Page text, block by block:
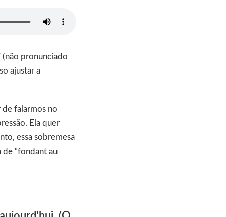
(não pronunciado
ajustar a
de falarmos no
Ela quer
essa sobremesa
de “fondant au